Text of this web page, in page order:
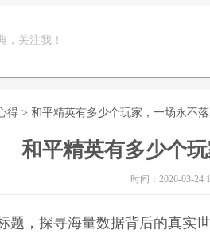
，关注我！
得 > 和平精英有多少个玩家，一场永不
和平精英有多少个
时间：2026-03-24
题，探寻海量数据背后的真实